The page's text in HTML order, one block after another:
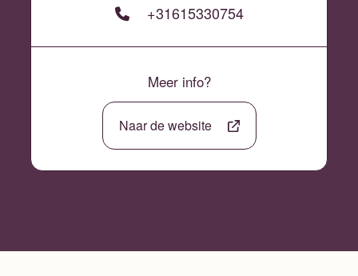
+31615330754
Meer info?
Naar de website